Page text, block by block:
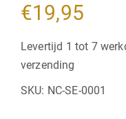
€19,95
Levertijd 1 tot 7
verzending
SKU: NC-SE-0001